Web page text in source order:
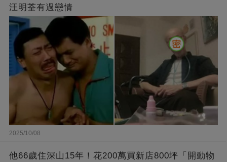
汪明荃有過戀情
2025/10/08
他66歲住深山15年！花200萬買新店800坪「開動物